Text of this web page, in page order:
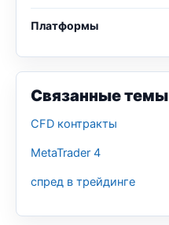
Платформы
Связанные темы
CFD контракты
MetaTrader 4
спред в трейдинге